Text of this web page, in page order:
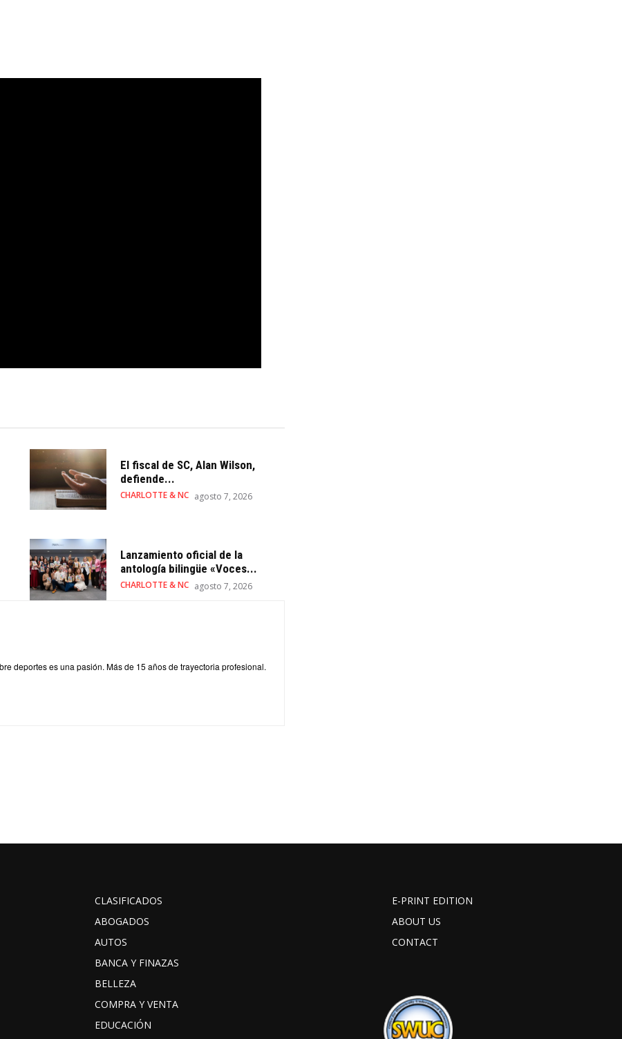
El fiscal de SC, Alan Wilson,
defiende...
CHARLOTTE & NC agosto 7, 2026
Lanzamiento oficial de la
antología bilingüe «Voces...
CHARLOTTE & NC agosto 7, 2026
deportes es una pasión. Más de 15 años de trayectoria profesional.
CLASIFICADOS
ABOGADOS
AUTOS
BANCA Y FINAZAS
BELLEZA
COMPRA Y VENTA
EDUCACIÓN
E-PRINT EDITION
ABOUT US
CONTACT